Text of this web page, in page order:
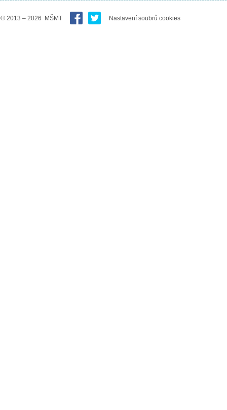
© 2013 – 2026 MŠMT Nastavení soubrů cookies